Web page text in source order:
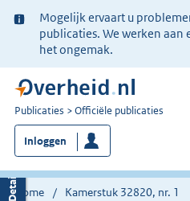
Ter
informatie:
Mogelijk ervaart u
publicaties. We werken aan
het ongemak.
U
bent
nu
hier:
Publicaties Officiële publicaties
Inloggen
Home Kamerstuk 32820, nr. 1